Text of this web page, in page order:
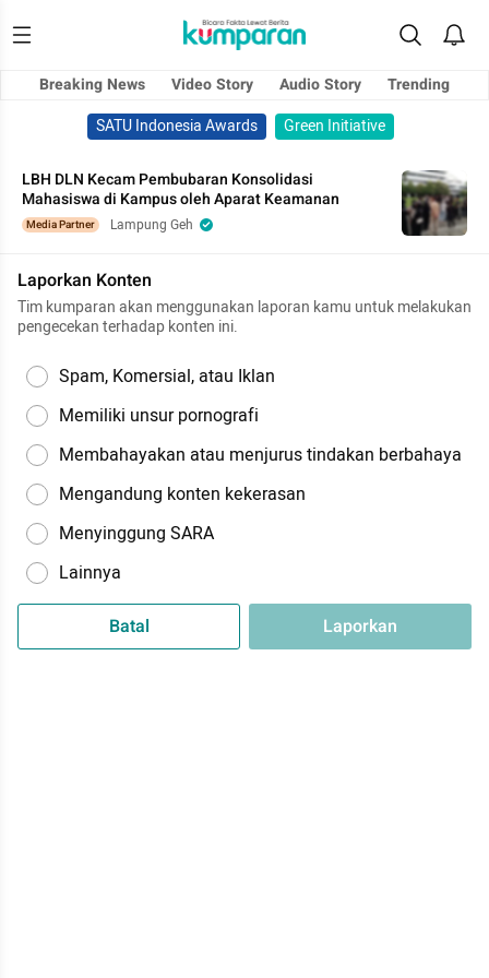
Breaking News Video Story Audio Story
Trending
SATU Indonesia Awards
Green Initiative
LBH DLN Kecam Pembubaran Konsolidasi
Mahasiswa di Kampus oleh Aparat Keamanan
Media Partner Lampung Geh
Laporkan Konten
Tim kumparan akan menggunakan laporan kamu untuk melakukan
pengecekan terhadap konten ini.
Spam, Komersial, atau Iklan
Memiliki unsur pornografi
Membahayakan atau menjurus tindakan berbahaya
Mengandung konten kekerasan
Menyinggung SARA
Lainnya
Batal Laporkan